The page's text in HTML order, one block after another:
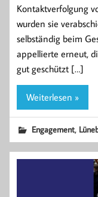
Kontaktverfolgung
wurden sie
selbständig beim
appellierte erneut,
gut geschützt […]
Weiterlesen »
Engagement,